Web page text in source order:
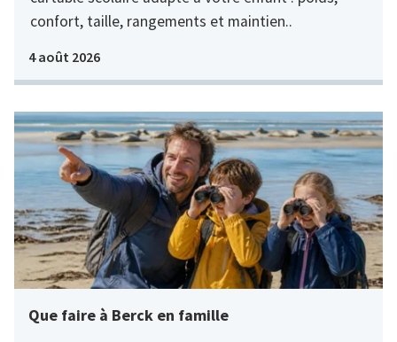
confort, taille, rangements et maintien..
4 août 2026
Que faire à Berck en famille